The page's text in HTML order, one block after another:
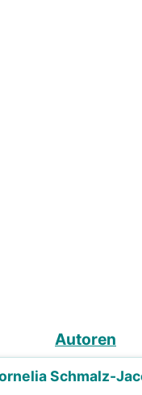
Autoren
Schmalz-